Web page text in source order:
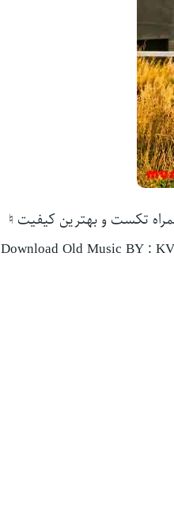
تکست و بهترین کیفیت ♮
Download Old Music BY :